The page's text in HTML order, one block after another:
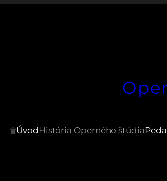
۩Úvod História Operného štúdia